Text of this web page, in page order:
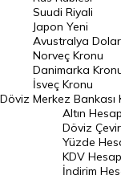
Avustralya Doları
Danimarka Kronu Kuru
Kanada Doları Kuru
Norveç Kronu Kuru
İsveç Kronu Kuru
Japon Yeni Kuru
Döviz
Suudi Riyali
Japon Yeni
Avustralya
Norveç Kronu
Danimarka
İsveç Kronu
Merkez Bankası
Altın
Döviz
Yüzde
KDV
İndirim